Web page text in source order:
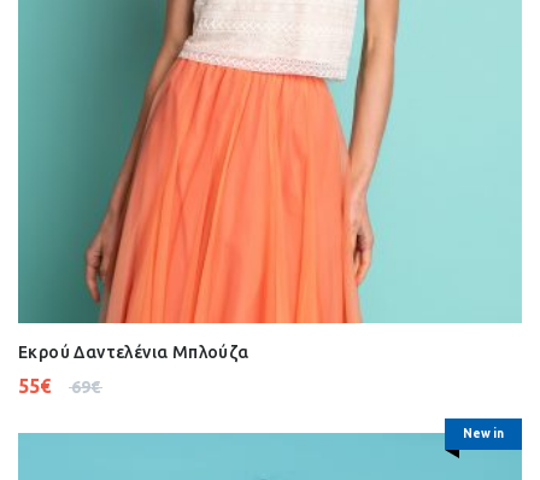
Εκρού Δαντελένια Μπλούζα
69€
55€
New in